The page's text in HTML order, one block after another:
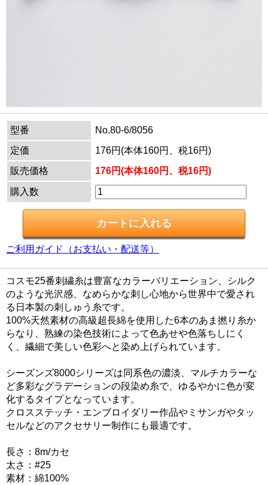
型番
No.80-6/8056
定価
176円(本体160円、税16円)
販売価格
176円(本体160円、税16円)
購入数
ご利用ガイド（お支払い・配送等）
コスモ25番刺繍糸は豊富なカラーバリエーション、シルク
のような光沢感、なめらかな刺し心地から世界中で愛され
る日本製の刺しゅう糸です。
100%天然素材の高級超長綿を使用した6本のあま撚り糸か
らなり、熟練の染色技術によって色あせや色落ちしにく
く、繊細で美しい色彩へと染め上げられています。
シーズンズ8000シリーズは同系色の濃淡、マルチカラーな
ど多彩なグラデーションの段染め糸で、ゆるやかに色が変
化するタイプとなっています。
クロスステッチ・エンブロイダリー作品やミサンガやタッ
セルなどのアクセサリー制作にも最適です。
長さ：8m/カセ
太さ：#25
素材：綿100%